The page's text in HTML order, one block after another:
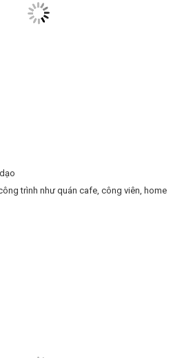
trình như quán cafe, công viên, home